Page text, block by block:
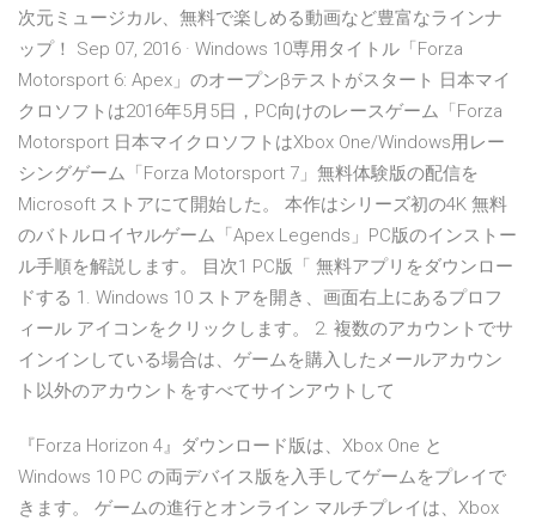
次元ミュージカル、無料で楽しめる動画など豊富なラインナ
ップ！ Sep 07, 2016 · Windows 10専用タイトル「Forza
Motorsport 6: Apex」のオープンβテストがスタート 日本マイ
クロソフトは2016年5月5日，PC向けのレースゲーム「Forza
Motorsport 日本マイクロソフトはXbox One/Windows用レー
シングゲーム「Forza Motorsport 7」無料体験版の配信を
Microsoft ストアにて開始した。 本作はシリーズ初の4K 無料
のバトルロイヤルゲーム「Apex Legends」PC版のインストー
ル手順を解説します。 目次1 PC版「 無料アプリをダウンロー
ドする 1. Windows 10 ストアを開き、画面右上にあるプロフ
ィール アイコンをクリックします。 2. 複数のアカウントでサ
インインしている場合は、ゲームを購入したメールアカウン
ト以外のアカウントをすべてサインアウトして
『Forza Horizon 4』ダウンロード版は、Xbox One と
Windows 10 PC の両デバイス版を入手してゲームをプレイで
きます。 ゲームの進行とオンライン マルチプレイは、Xbox